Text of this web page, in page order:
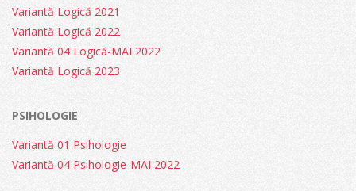
Variantă Logică 2021
Variantă Logică 2022
Variantă 04 Logică-MAI 2022
Variantă Logică 2023
PSIHOLOGIE
Variantă 01 Psihologie
Variantă 04 Psihologie-MAI 2022